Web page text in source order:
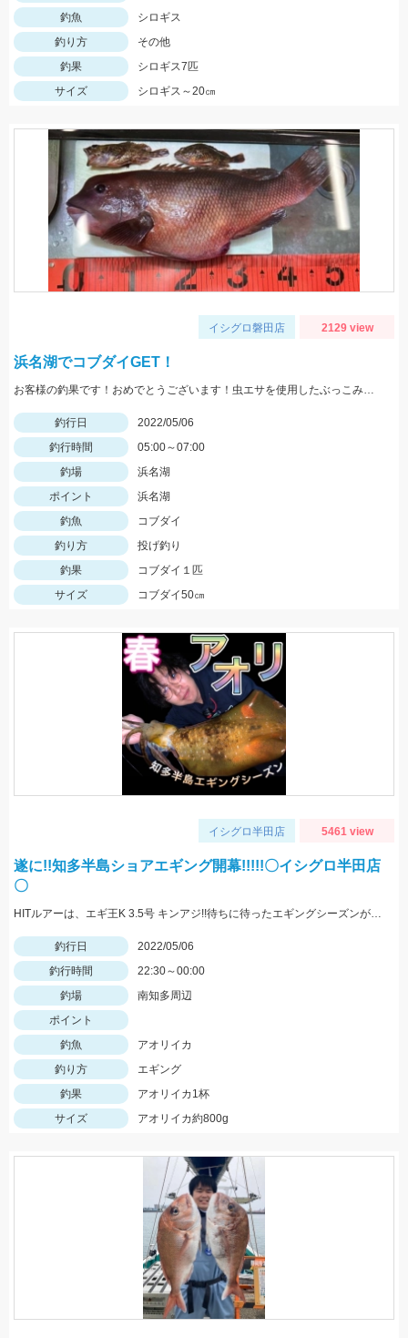
釣魚
シロギス
釣り方
その他
釣果
シロギス7匹
サイズ
シロギス～20㎝
イシグロ磐田店 2129 view
浜名湖でコブダイGET！
お客様の釣果です！おめでとうございます！虫エサを使用したぶっこみ釣りにて。
釣行日
2022/05/06
釣行時間
05:00～07:00
釣場
浜名湖
ポイント
浜名湖
釣魚
コブダイ
釣り方
投げ釣り
釣果
コブダイ１匹
サイズ
コブダイ50㎝
イシグロ半田店 5461 view
遂に!!知多半島ショアエギング開幕!!!!!〇イシグロ半田店
〇
HITルアーは、エギ王K 3.5号 キンアジ!!待ちに待ったエギングシーズンが始まりましたので皆様も是非!!
釣行日
2022/05/06
釣行時間
22:30～00:00
釣場
南知多周辺
ポイント
釣魚
アオリイカ
釣り方
エギング
釣果
アオリイカ1杯
サイズ
アオリイカ約800g